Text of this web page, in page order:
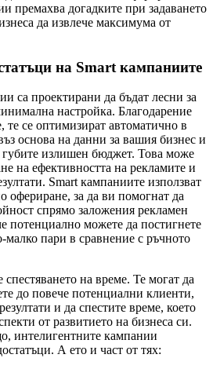
премахва догадките при задаването
да извлече максимума от
на Smart кампаниите
са проектирани да бъдат лесни за
настройка. Благодарение
се оптимизират автоматично в
основа на данни за вашия бизнес и
губите излишен бюджет. Това може
на ефективността на рекламите и
Smart кампаниите използват
офериране, за да ви помогнат да
спрямо заложения рекламен
потенциално можете да постигнете
малко пари в сравнение с ръчното
на време. Те могат да
до повече потенциални клиенти,
и да спестите време, което
от развитието на бизнеса си.
интелигентните кампании
А ето и част от тях: